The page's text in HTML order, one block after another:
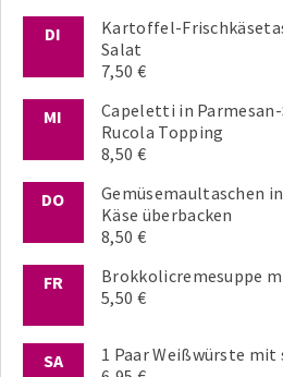
DI
Kartoffel-
Salat
7,50 €
MI
Capeletti in
Rucola Topping
8,50 €
DO
Gemüsemaultaschen
Käse überbacken
8,50 €
FR
Brokkolicremesuppe
5,50 €
SA
1 Paar Weißwürste mit